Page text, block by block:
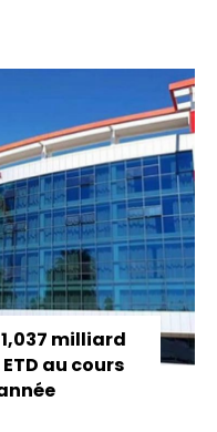
1,037 milliard
au cours